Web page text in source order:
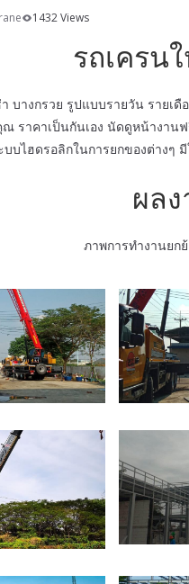
1432 Views
รถเครน
บางกรวย รูปแบบรายวัน รายเ
ราคาเป็นกันเอง นัดดูหน้างาน
บไฮดรอลิกในการยกของต่างๆ
ผล
ภาพการทำงานยก